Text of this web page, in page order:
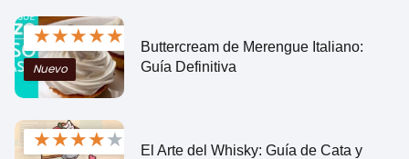
★★★★★
Nuevo
Buttercream de Merengue Italiano:
Guía Definitiva
★★★★★
El Arte del Whisky: Guía de Cata y